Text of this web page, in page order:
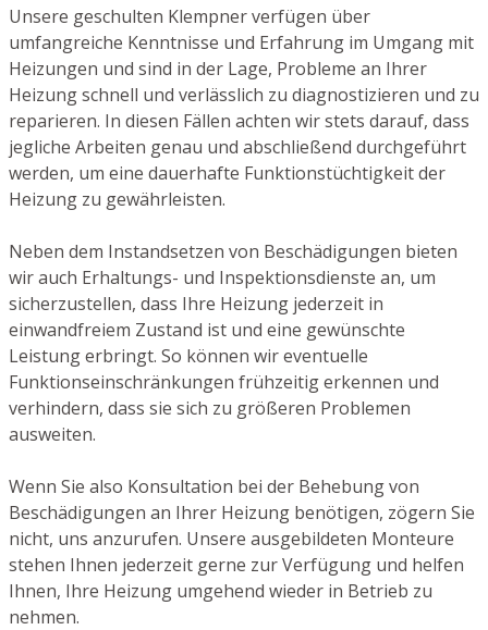
Unsere geschulten Klempner verfügen über
umfangreiche Kenntnisse und Erfahrung im Umgang mit
Heizungen und sind in der Lage, Probleme an Ihrer
Heizung schnell und verlässlich zu diagnostizieren und zu
reparieren. In diesen Fällen achten wir stets darauf, dass
jegliche Arbeiten genau und abschließend durchgeführt
werden, um eine dauerhafte Funktionstüchtigkeit der
Heizung zu gewährleisten.
Neben dem Instandsetzen von Beschädigungen bieten
wir auch Erhaltungs- und Inspektionsdienste an, um
sicherzustellen, dass Ihre Heizung jederzeit in
einwandfreiem Zustand ist und eine gewünschte
Leistung erbringt. So können wir eventuelle
Funktionseinschränkungen frühzeitig erkennen und
verhindern, dass sie sich zu größeren Problemen
ausweiten.
Wenn Sie also Konsultation bei der Behebung von
Beschädigungen an Ihrer Heizung benötigen, zögern Sie
nicht, uns anzurufen. Unsere ausgebildeten Monteure
stehen Ihnen jederzeit gerne zur Verfügung und helfen
Ihnen, Ihre Heizung umgehend wieder in Betrieb zu
nehmen.